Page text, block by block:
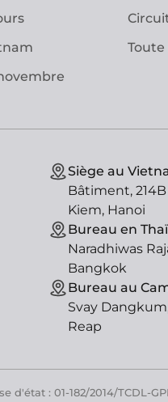
Siège au
Bâtiment,
Kiem, Hanoi
Bureau en
Naradhiwas
Bangkok
Bureau au
Svay
Reap
d'état : 01-182/2014/TCDL-